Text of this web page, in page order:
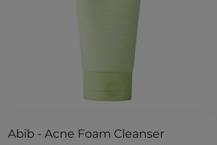
Abib - Acne Foam Cleanser